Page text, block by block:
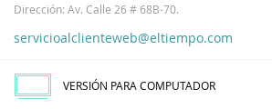
Dirección: Av. Calle 26 # 68B-70.
servicioalclienteweb@eltiempo.com
VERSIÓN PARA COMPUTADOR